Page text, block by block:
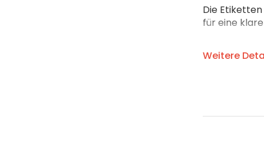
Die
für eine
Weitere